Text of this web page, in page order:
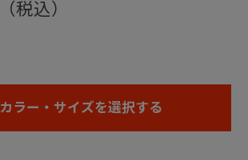
カラー・サイズを選択する